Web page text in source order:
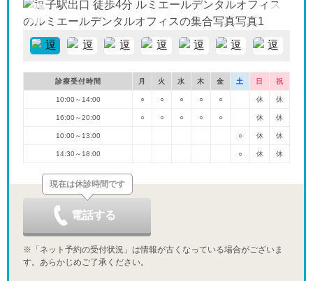
診療受付時間 月 火 水 木 金 土 日 祝
10:00～14:00 ○ ○ ○ ○ ○ 休 休
16:00～20:00 ○ ○ ○ ○ ○ 休 休
10:00～13:00 ○ 休 休
14:30～18:00 ○ 休 休
現在は休診時間です
電話する
※「ネット予約の受付状況」は情報が古くなっている場合がございま
す。あらかじめご了承ください。